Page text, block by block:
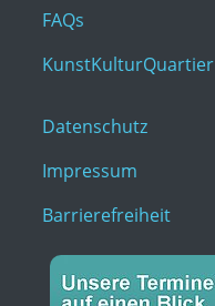
FAQs
KunstKulturQuartier
Datenschutz
Impressum
Barrierefreiheit